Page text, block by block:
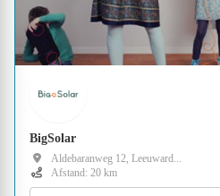
BigSolar
Aldebaranweg 12, Leeuward...
Afstand: 20 km